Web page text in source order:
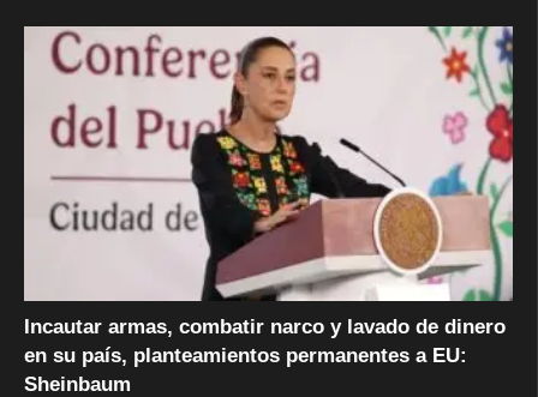
Incautar armas, combatir narco y lavado de dinero
en su país, planteamientos permanentes a EU:
Sheinbaum